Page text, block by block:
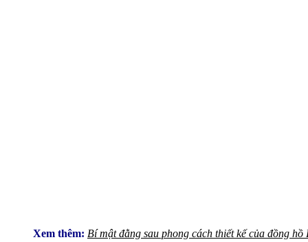
Xem thêm: Bí mật đằng sau phong cách thiết kế của đồng